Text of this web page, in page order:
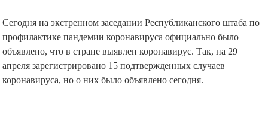
Сегодня на экстренном заседании Республиканского штаба по
профилактике пандемии коронавируса официально было
объявлено, что в стране выявлен коронавирус. Так, на 29
апреля зарегистрировано 15 подтвержденных случаев
коронавируса, но о них было объявлено сегодня.